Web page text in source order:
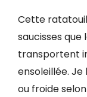
Cette
saucisses que
transportent
ensoleillée.
ou froide